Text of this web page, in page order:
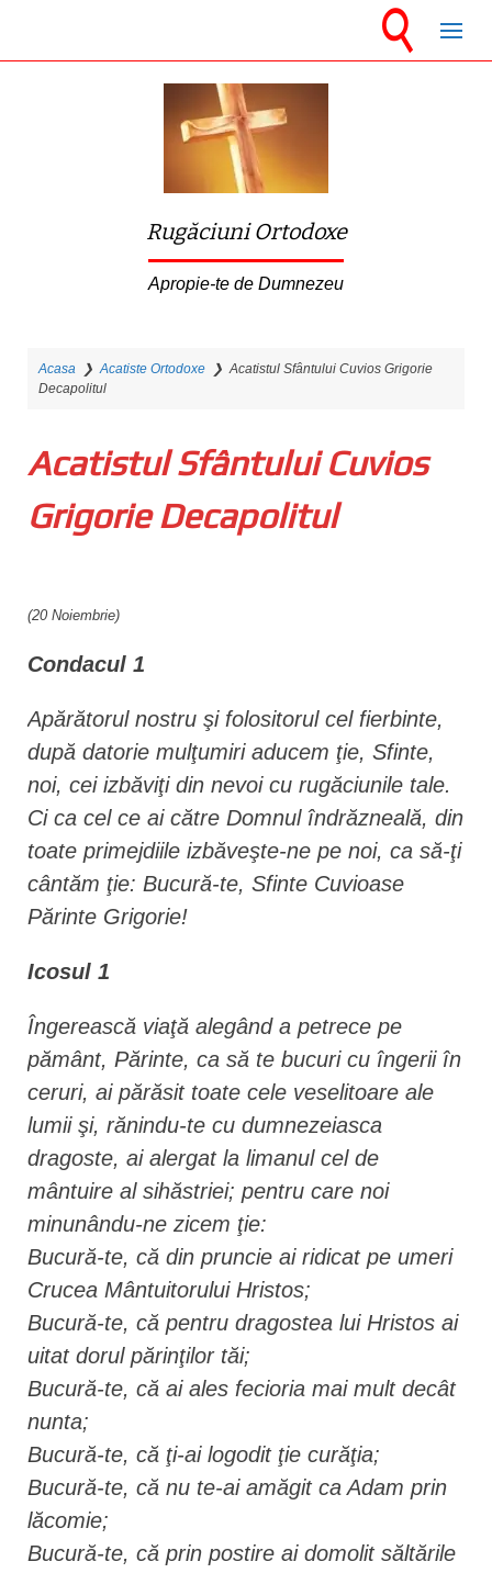
Rugăciuni Ortodoxe
Apropie-te de Dumnezeu
Acasa ❯Acatiste Ortodoxe ❯Acatistul Sfântului Cuvios Grigorie
Decapolitul
Acatistul Sfântului Cuvios
Grigorie Decapolitul
(20 Noiembrie)
Condacul 1
Apărătorul nostru şi folositorul cel fierbinte,
după datorie mulţumiri aducem ţie, Sfinte,
noi, cei izbăviţi din nevoi cu rugăciunile tale.
Ci ca cel ce ai către Domnul îndrăzneală, din
toate primejdiile izbăveşte-ne pe noi, ca să-ţi
cântăm ţie: Bucură-te, Sfinte Cuvioase
Părinte Grigorie!
Icosul 1
Îngerească viaţă alegând a petrece pe
pământ, Părinte, ca să te bucuri cu îngerii în
ceruri, ai părăsit toate cele veselitoare ale
lumii şi, rănindu-te cu dumnezeiasca
dragoste, ai alergat la limanul cel de
mântuire al sihăstriei; pentru care noi
minunându-ne zicem ţie:
Bucură-te, că din pruncie ai ridicat pe umeri
Crucea Mântuitorului Hristos;
Bucură-te, că pentru dragostea lui Hristos ai
uitat dorul părinţilor tăi;
Bucură-te, că ai ales fecioria mai mult decât
nunta;
Bucură-te, că ţi-ai logodit ţie curăţia;
Bucură-te, că nu te-ai amăgit ca Adam prin
lăcomie;
Bucură-te, că prin postire ai domolit săltările